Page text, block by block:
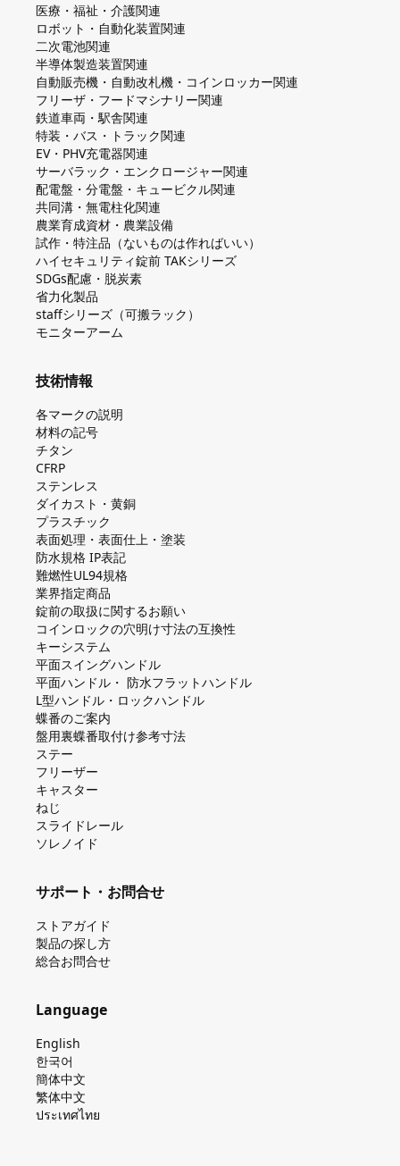
医療・福祉・介護関連
ロボット・自動化装置関連
二次電池関連
半導体製造装置関連
自動販売機・自動改札機・コインロッカー関連
フリーザ・フードマシナリー関連
鉄道車両・駅舎関連
特装・バス・トラック関連
EV・PHV充電器関連
サーバラック・エンクロージャー関連
配電盤・分電盤・キュービクル関連
共同溝・無電柱化関連
農業育成資材・農業設備
試作・特注品（ないものは作ればいい）
ハイセキュリティ錠前 TAKシリーズ
SDGs配慮・脱炭素
省力化製品
staffシリーズ（可搬ラック）
モニターアーム
技術情報
各マークの説明
材料の記号
チタン
CFRP
ステンレス
ダイカスト・⻩銅
プラスチック
表面処理・表面仕上・塗装
防⽔規格 IP表記
難燃性UL94規格
業界指定商品
錠前の取扱に関するお願い
コインロックの⽳明け⼨法の互換性
キーシステム
平⾯スイングハンドル
平⾯ハンドル・ 防⽔フラットハンドル
L型ハンドル・ロックハンドル
蝶番のご案内
盤⽤裏蝶番取付け参考⼨法
ステー
フリーザー
キャスター
ねじ
スライドレール
ソレノイド
サポート・お問合せ
ストアガイド
製品の探し⽅
総合お問合せ
Language
English
한국어
簡体中文
繁体中文
ประเทศไทย